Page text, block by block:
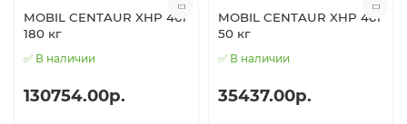
MOBIL CENTAUR XHP 461
180 кг
✅ В наличии
130754.00р.
MOBIL CENTAUR XHP 461
50 кг
✅ В наличии
35437.00р.